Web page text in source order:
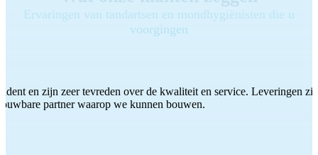
Ervaringen van tandartsen en mondhygiënisten die u
voorgingen
en zijn zeer tevreden over de kwaliteit en service. Leveringen
partner waarop we kunnen bouwen.